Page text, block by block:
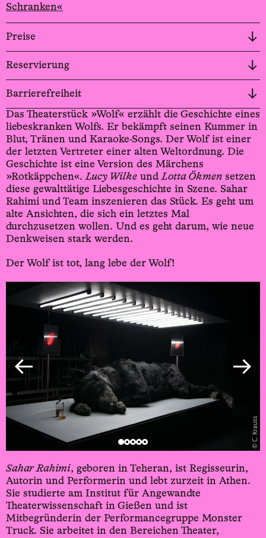
Schranken«
Preise
Reservierung
Barrierefreiheit
Das Theaterstück »Wolf« erzählt die Geschichte eines
liebeskranken Wolfs. Er bekämpft seinen Kummer in
Blut, Tränen und Karaoke-Songs. Der Wolf ist einer
der letzten Vertreter einer alten Weltordnung. Die
Geschichte ist eine Version des Märchens
»Rotkäppchen«.Lucy Wilke undLotta Ökmen setzen
diese gewalttätige Liebesgeschichte in Szene. Sahar
Rahimi und Team inszenieren das Stück. Es geht um
alte Ansichten, die sich ein letztes Mal
durchzusetzen wollen. Und es geht darum, wie neue
Denkweisen stark werden.
Der Wolf ist tot, lang lebe der Wolf!
C. Krauss
Sahar Rahimi, geboren in Teheran, ist Regisseurin,
Autorin und Performerin und lebt zurzeit in Athen.
Sie studierte am Institut für Angewandte
Theaterwissenschaft in Gießen und ist
Mitbegründerin der Performance­gruppe Monster
Truck. Sie arbeitet in den Bereichen Theater,